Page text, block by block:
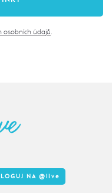
osobních údajů.
NA @live